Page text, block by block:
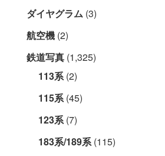
ダイヤグラム (3)
航空機 (2)
鉄道写真 (1,325)
113系(2)
115系(45)
123系(7)
183系/189系(115)